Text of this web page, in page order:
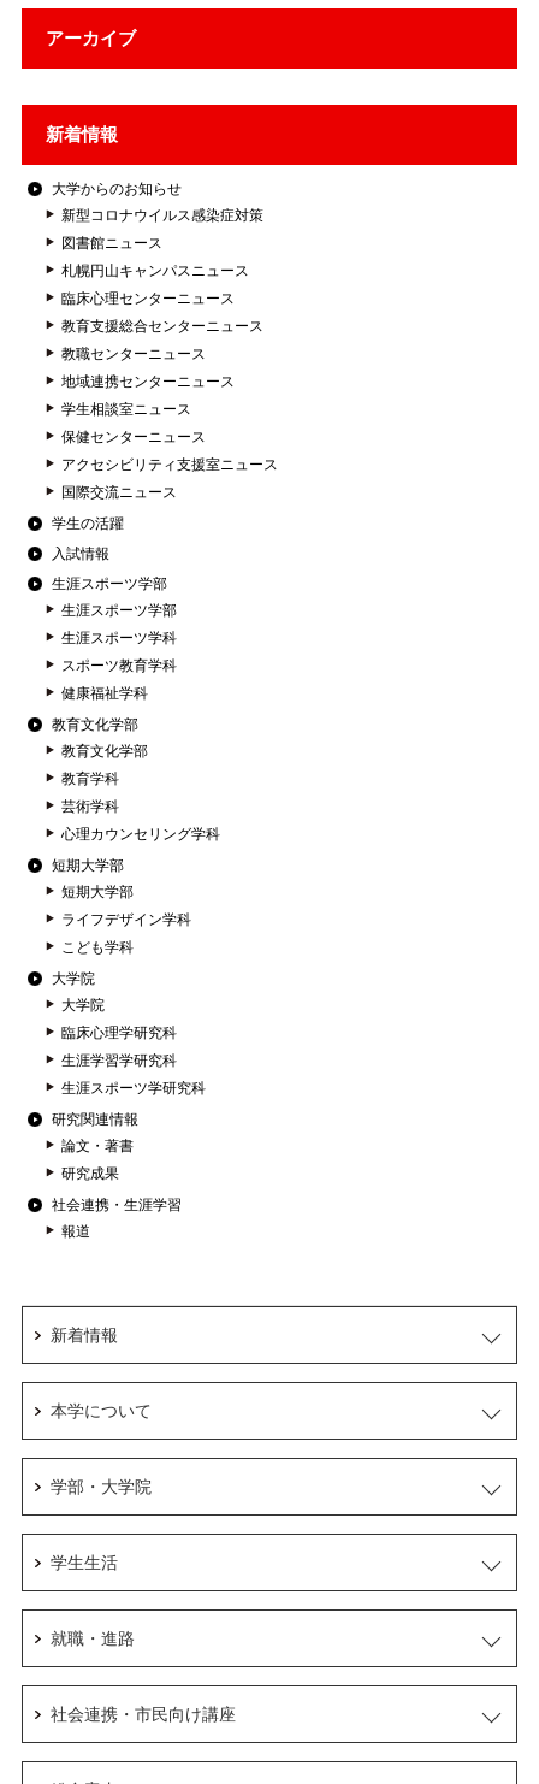
アーカイブ
新着情報
大学からのお知らせ
新型コロナウイルス感染症対策
図書館ニュース
札幌円山キャンパスニュース
臨床心理センターニュース
教育支援総合センターニュース
教職センターニュース
地域連携センターニュース
学生相談室ニュース
保健センターニュース
アクセシビリティ支援室ニュース
国際交流ニュース
学生の活躍
入試情報
生涯スポーツ学部
生涯スポーツ学部
生涯スポーツ学科
スポーツ教育学科
健康福祉学科
教育文化学部
教育文化学部
教育学科
芸術学科
心理カウンセリング学科
短期大学部
短期大学部
ライフデザイン学科
こども学科
大学院
大学院
臨床心理学研究科
生涯学習学研究科
生涯スポーツ学研究科
研究関連情報
論文・著書
研究成果
社会連携・生涯学習
報道
新着情報
本学について
学部・大学院
学生生活
就職・進路
社会連携・市民向け講座